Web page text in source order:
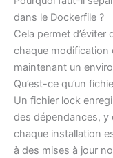
dans le Dockerfile ?
Cela permet
chaque modification
maintenant un
Qu’est-ce qu’un
Un fichier lock
des dépendances, y
chaque installation
à des mises à jour